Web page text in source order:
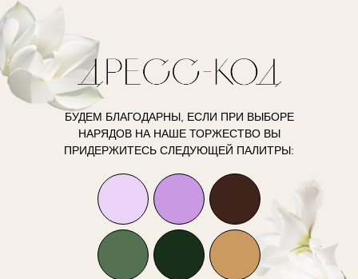
БУДЕМ БЛАГОДАРНЫ, ЕСЛИ ПРИ ВЫБОРЕ
НАРЯДОВ НА НАШЕ ТОРЖЕСТВО ВЫ
ПРИДЕРЖИТЕСЬ СЛЕДУЮЩЕЙ ПАЛИТРЫ: